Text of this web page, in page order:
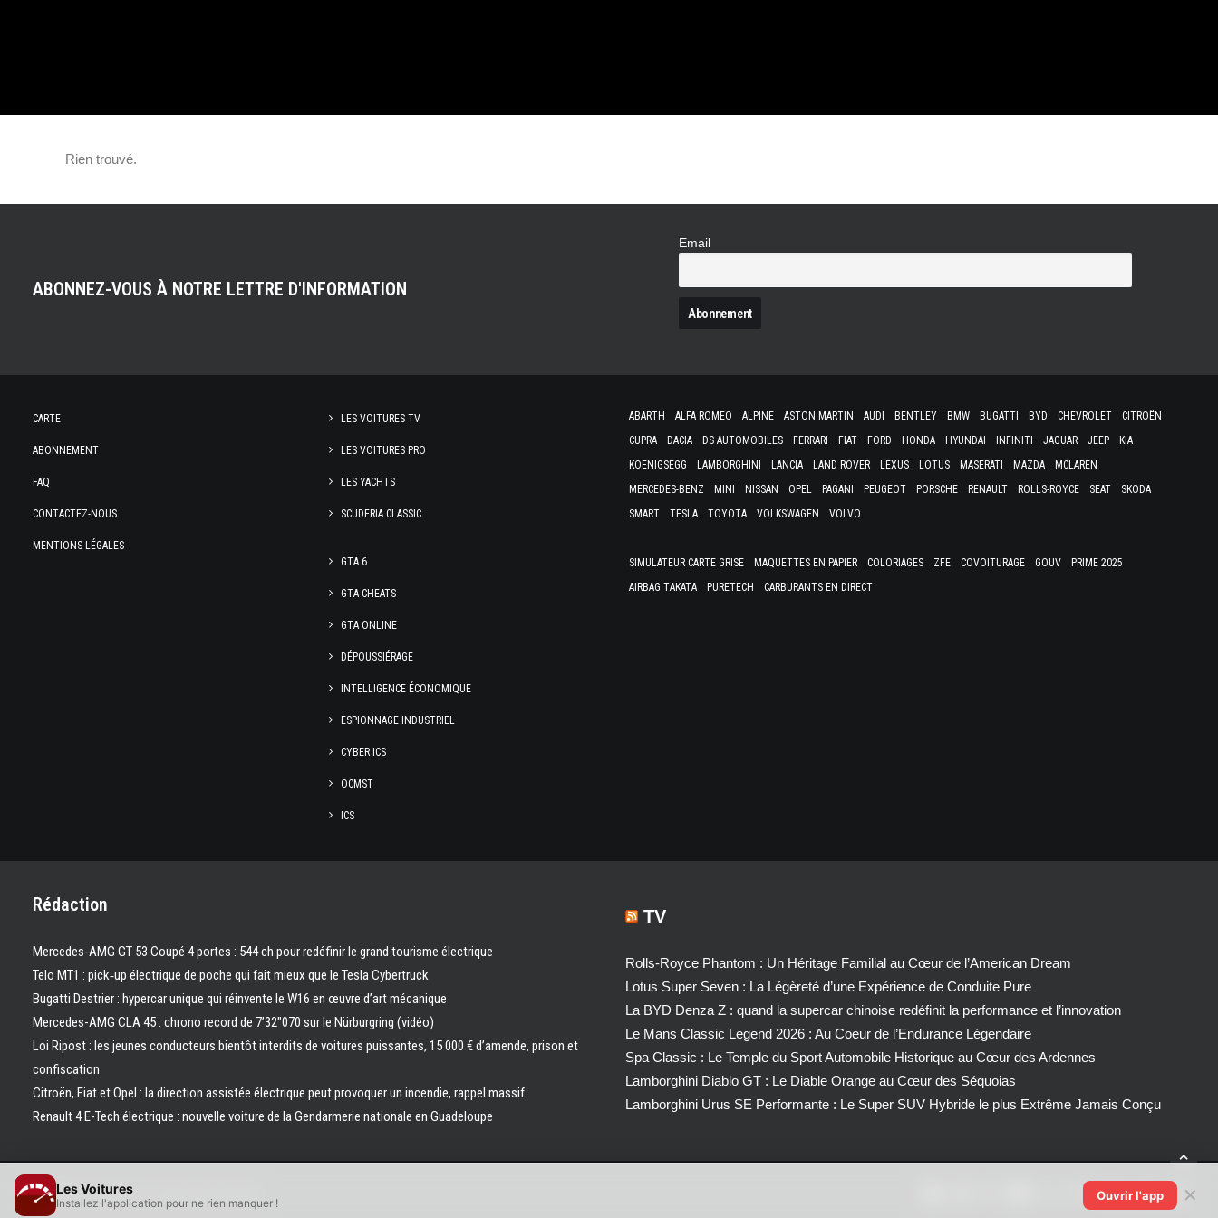
L’HYPERCAR !
Rien trouvé.
ABONNEZ-VOUS À NOTRE LETTRE D'INFORMATION
Email
CARTE
ABONNEMENT
FAQ
CONTACTEZ-NOUS
MENTIONS LÉGALES
LES VOITURES TV
LES VOITURES PRO
LES YACHTS
SCUDERIA CLASSIC
GTA 6
GTA CHEATS
GTA ONLINE
DÉPOUSSIÉRAGE
INTELLIGENCE ÉCONOMIQUE
ESPIONNAGE INDUSTRIEL
CYBER ICS
OCMST
ICS
ABARTH ALFA ROMEO ALPINE ASTON MARTIN AUDI BENTLEY BMW BUGATTI BYD CHEVROLET
CITROËN
CUPRA
DACIA DS AUTOMOBILES FERRARI FIAT FORD HONDA HYUNDAI INFINITI JAGUAR JEEP
KIA
KOENIGSEGG
LAMBORGHINI LANCIA LAND ROVER LEXUS LOTUS MASERATI MAZDA
MCLAREN
MERCEDES-BENZ
MINI NISSAN OPEL PAGANI PEUGEOT PORSCHE RENAULT ROLLS-ROYCE SEAT
SKODA
SMART
TESLA TOYOTA VOLKSWAGEN VOLVO
SIMULATEUR CARTE GRISE MAQUETTES EN PAPIER COLORIAGES ZFE COVOITURAGE GOUV
PRIME 2025
AIRBAG TAKATA
PURETECH CARBURANTS EN DIRECT
Rédaction
Mercedes-AMG GT 53 Coupé 4 portes : 544 ch pour redéfinir le grand tourisme électrique
Telo MT1 : pick‑up électrique de poche qui fait mieux que le Tesla Cybertruck
Bugatti Destrier : hypercar unique qui réinvente le W16 en œuvre d’art mécanique
Mercedes-AMG CLA 45 : chrono record de 7’32″070 sur le Nürburgring (vidéo)
Loi Ripost : les jeunes conducteurs bientôt interdits de voitures puissantes, 15 000 € d’amende, prison et
confiscation
Citroën, Fiat et Opel : la direction assistée électrique peut provoquer un incendie, rappel massif
Renault 4 E-Tech électrique : nouvelle voiture de la Gendarmerie nationale en Guadeloupe
TV
Rolls-Royce Phantom : Un Héritage Familial au Cœur de l’American Dream
Lotus Super Seven : La Légèreté d’une Expérience de Conduite Pure
La BYD Denza Z : quand la supercar chinoise redéfinit la performance et l’innovation
Le Mans Classic Legend 2026 : Au Coeur de l’Endurance Légendaire
Spa Classic : Le Temple du Sport Automobile Historique au Cœur des Ardennes
Lamborghini Diablo GT : Le Diable Orange au Cœur des Séquoias
Lamborghini Urus SE Performante : Le Super SUV Hybride le plus Extrême Jamais Conçu
© 2026 Les Voitures. | Tous droits réservés.
Les Voitures
Installez l'application pour ne rien manquer !
Ouvrir l'app ✕